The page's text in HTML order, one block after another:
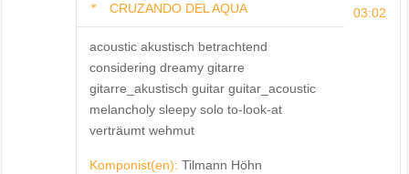
CRUZANDO DEL AQUA 03:02
acoustic akustisch betrachtend
considering dreamy gitarre
gitarre_akustisch guitar guitar_acoustic
melancholy sleepy solo to-look-at
verträumt wehmut
Komponist(en): Tilmann Höhn